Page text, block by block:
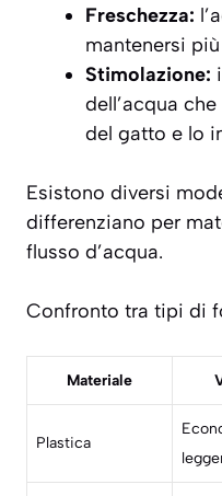
Freschezza:
mantenersi
Stimolazione:
dell’acqua
del gatto e lo
Esistono diversi
differenziano per
flusso d’acqua.
Confronto tra tipi di
Materiale
Plastica